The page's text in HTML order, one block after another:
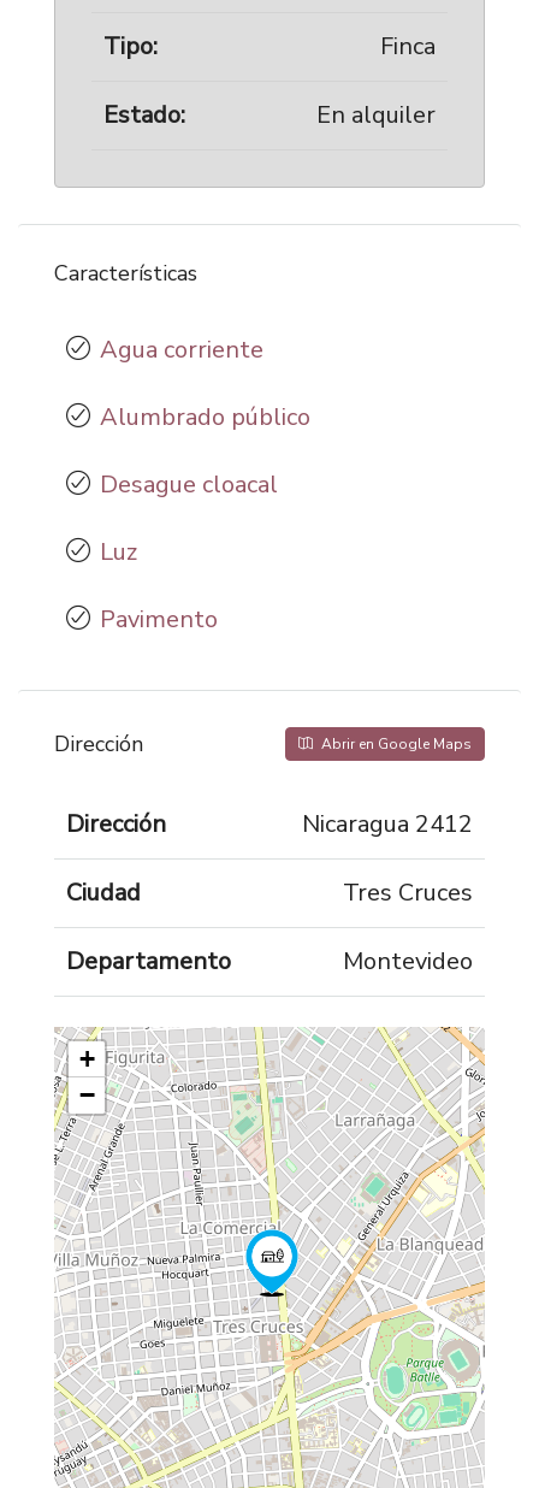
Tipo: Finca
Estado: En alquiler
Características
Agua corriente
Alumbrado público
Desague cloacal
Luz
Pavimento
Dirección Abrir en Google Maps
Dirección Nicaragua 2412
Ciudad Tres Cruces
Departamento Montevideo
+
−